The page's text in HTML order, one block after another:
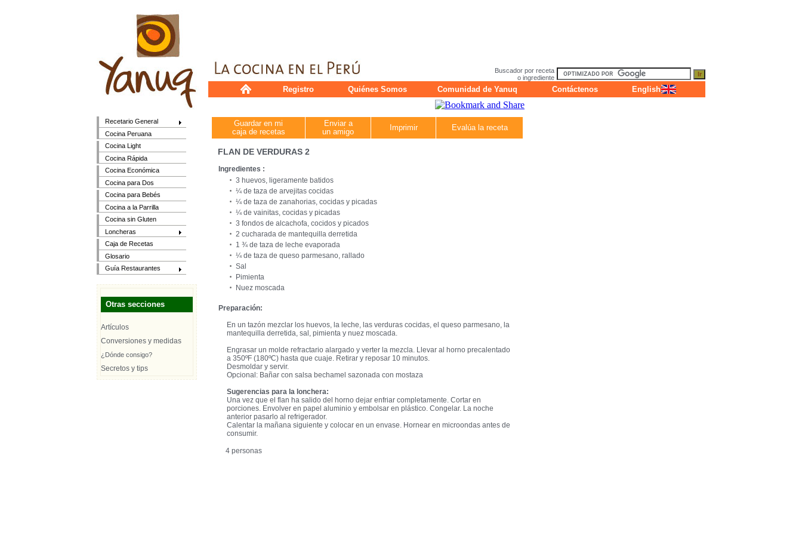
Recetario General
Cocina Peruana
Cocina Light
Cocina Rápida
Cocina Económica
Cocina para Dos
Cocina para Bebés
Cocina a la Parrilla
Cocina sin Gluten
Loncheras
Caja de Recetas
Glosario
Guía Restaurantes
Otras secciones
Artículos
Conversiones y medidas
¿Dónde consigo?
Secretos y tips
Buscador por receta
o ingrediente
Registro Quiénes Somos Comunidad de Yanuq Contáctenos English
Guardar en mi
caja de recetas
Enviar a
un amigo
Imprimir Evalúa la receta
FLAN DE VERDURAS 2
Ingredientes :
3 huevos, ligeramente batidos
¼ de taza de arvejitas cocidas
¼ de taza de zanahorias, cocidas y picadas
¼ de vainitas, cocidas y picadas
3 fondos de alcachofa, cocidos y picados
2 cucharada de mantequilla derretida
1 ¾ de taza de leche evaporada
¼ de taza de queso parmesano, rallado
Sal
Pimienta
Nuez moscada
Preparación:
En un tazón mezclar los huevos, la leche, las verduras cocidas, el queso parmesano, la
mantequilla derretida, sal, pimienta y nuez moscada.
Engrasar un molde refractario alargado y verter la mezcla. Llevar al horno precalentado
a 350ºF (180ºC) hasta que cuaje. Retirar y reposar 10 minutos.
Desmoldar y servir.
Opcional: Bañar con salsa bechamel sazonada con mostaza
Sugerencias para la lonchera:
Una vez que el flan ha salido del horno dejar enfriar completamente. Cortar en
porciones. Envolver en papel aluminio y embolsar en plástico. Congelar. La noche
anterior pasarlo al refrigerador.
Calentar la mañana siguiente y colocar en un envase. Hornear en microondas antes de
consumir.
4 personas